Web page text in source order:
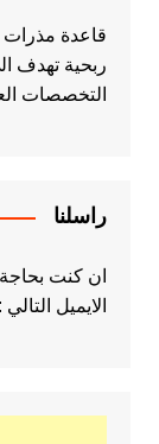
ربحية تهدف
التخصصات
راسلنا
ان كنت
الايميل التالي :maktabatiiebook@gmail.com